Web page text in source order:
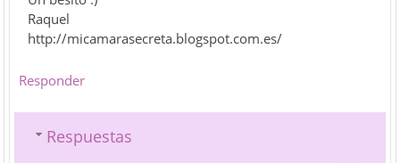
Raquel
http://micamarasecreta.blogspot.com.es/
Responder
Respuestas